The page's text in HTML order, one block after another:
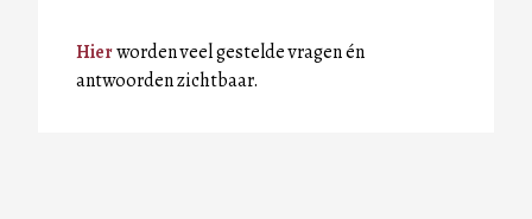
Hierworden veel gestelde vragen én
antwoorden zichtbaar.